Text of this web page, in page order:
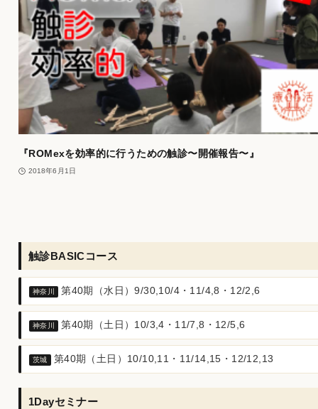
『ROMexを効率的に行うための触診〜開催報告〜』
2018年6月1日
触診BASICコース
神奈川 第40期（水日）9/30,10/4・11/4,8・12/2,6
神奈川 第40期（土日）10/3,4・11/7,8・12/5,6
茨城 第40期（土日）10/10,11・11/14,15・12/12,13
1Dayセミナー